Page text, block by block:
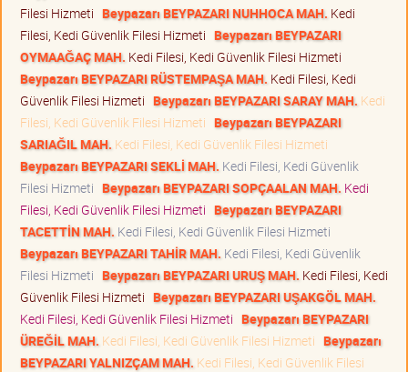
Filesi Hizmeti Beypazarı BEYPAZARI NUHHOCA MAH. Kedi
Filesi, Kedi Güvenlik Filesi Hizmeti Beypazarı BEYPAZARI
OYMAAĞAÇ MAH. Kedi Filesi, Kedi Güvenlik Filesi Hizmeti
Beypazarı BEYPAZARI RÜSTEMPAŞA MAH. Kedi Filesi, Kedi
Güvenlik Filesi Hizmeti Beypazarı BEYPAZARI SARAY MAH. Kedi
Filesi, Kedi Güvenlik Filesi Hizmeti Beypazarı BEYPAZARI
SARIAĞIL MAH. Kedi Filesi, Kedi Güvenlik Filesi Hizmeti
Beypazarı BEYPAZARI SEKLİ MAH. Kedi Filesi, Kedi Güvenlik
Filesi Hizmeti Beypazarı BEYPAZARI SOPÇAALAN MAH. Kedi
Filesi, Kedi Güvenlik Filesi Hizmeti Beypazarı BEYPAZARI
TACETTİN MAH. Kedi Filesi, Kedi Güvenlik Filesi Hizmeti
Beypazarı BEYPAZARI TAHİR MAH. Kedi Filesi, Kedi Güvenlik
Filesi Hizmeti Beypazarı BEYPAZARI URUŞ MAH. Kedi Filesi, Kedi
Güvenlik Filesi Hizmeti Beypazarı BEYPAZARI UŞAKGÖL MAH.
Kedi Filesi, Kedi Güvenlik Filesi Hizmeti Beypazarı BEYPAZARI
ÜREĞİL MAH. Kedi Filesi, Kedi Güvenlik Filesi Hizmeti Beypazarı
BEYPAZARI YALNIZÇAM MAH. Kedi Filesi, Kedi Güvenlik Filesi